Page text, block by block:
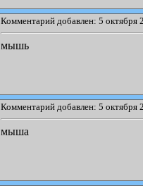
Комментарий добавлен: 5 октября
мышь
Комментарий добавлен: 5 октября
мыша